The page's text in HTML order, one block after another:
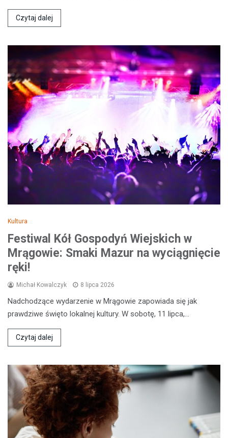
Czytaj dalej
Kultura
Festiwal Kół Gospodyń Wiejskich w
Mrągowie: Smaki Mazur na wyciągnięcie
ręki!
Michał Kowalczyk 8 lipca 2026
Nadchodzące wydarzenie w Mrągowie zapowiada się jak
prawdziwe święto lokalnej kultury. W sobotę, 11 lipca,…
Czytaj dalej